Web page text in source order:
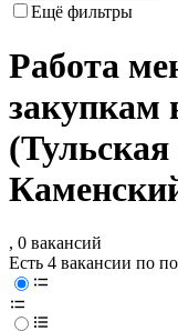
Ещё фильтры
Работа
закупкам
(Тульская
, 0 вакансий
Есть 4 вакансии по